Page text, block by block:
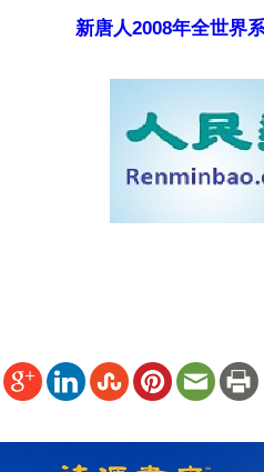
新唐人2008年全世界